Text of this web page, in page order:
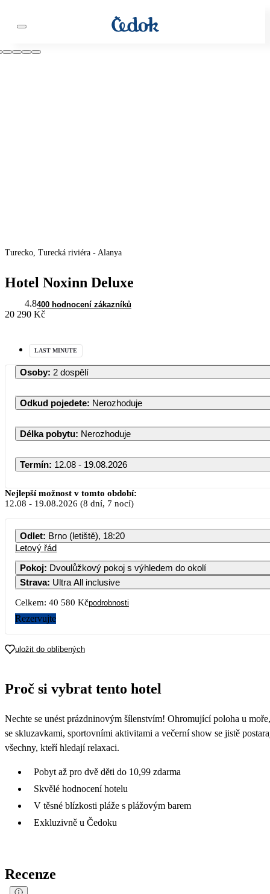
Turecko, Turecká riviéra - Alanya
Hotel Noxinn Deluxe
4.8400 hodnocení zákazníků
20 290 Kč
LAST MINUTE
Osoby: 2 dospělí
Odkud pojedete: Nerozhoduje
Délka pobytu: Nerozhoduje
Termín: 12.08 - 19.08.2026
Nejlepší možnost v tomto období:
12.08 - 19.08.2026 (8 dní, 7 nocí)
Odlet: Brno (letiště), 18:20
Letový řád
Pokoj: Dvoulůžkový pokoj s výhledem do okolí
Strava: Ultra All inclusive
Celkem: 40 580 Kčpodrobnosti
Rezervujte
uložit do oblíbených
Proč si vybrat tento hotel
Nechte se unést prázdninovým šílenstvím! Ohromující poloha u
se skluzavkami, sportovními aktivitami a večerní show se jistě
všechny, kteří hledají relaxaci.
Pobyt až pro dvě děti do 10,99 zdarma
Skvělé hodnocení hotelu
V těsné blízkosti pláže s plážovým barem
Exkluzivně u Čedoku
Recenze